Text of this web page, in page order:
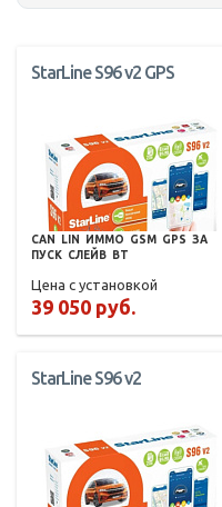
StarLine S96 v2 GPS
CAN LIN ИММО GSM GPS ЗА
ПУСК СЛЕЙВ BT
Цена с установкой
39 050 руб.
StarLine S96 v2